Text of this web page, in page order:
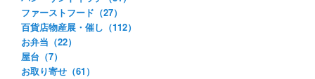
ファーストフード（27）
百貨店物産展・催し（112）
お弁当（22）
屋台（7）
お取り寄せ（61）